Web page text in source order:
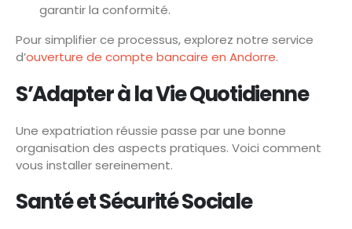
garantir la conformité.
Pour simplifier ce processus, explorez notre service
d’ouverture de compte bancaire en Andorre.
S’Adapter à la Vie Quotidienne
Une expatriation réussie passe par une bonne
organisation des aspects pratiques. Voici comment
vous installer sereinement.
Santé et Sécurité Sociale